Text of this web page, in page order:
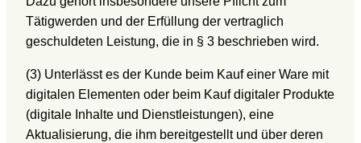
Tätigwerden und der Erfüllung der vertraglich
geschuldeten Leistung, die in § 3 beschrieben wird.
(3) Unterlässt es der Kunde beim Kauf einer Ware mit
digitalen Elementen oder beim Kauf digitaler Produkte
(digitale Inhalte und Dienstleistungen), eine
Aktualisierung, die ihm bereitgestellt und über deren